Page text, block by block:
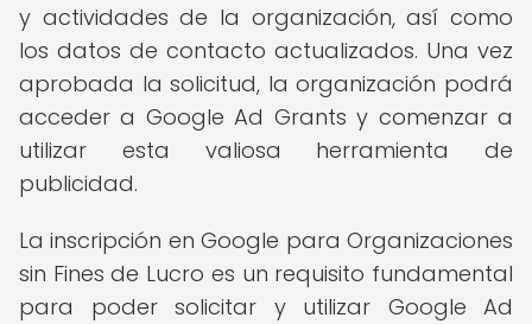
y actividades de la organización, así como
los datos de contacto actualizados. Una vez
aprobada la solicitud, la organización podrá
acceder a Google Ad Grants y comenzar a
utilizar esta valiosa herramienta de
publicidad.
La inscripción en Google para Organizaciones
sin Fines de Lucro es un requisito fundamental
para poder solicitar y utilizar Google Ad